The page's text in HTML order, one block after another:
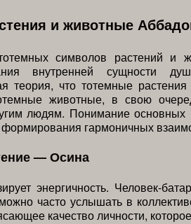
и животные
символов растений
внутренней сущности
теория, что тотемные
животные, в свою
людям. Понимание основных
гармоничных
— Осина
энергичность. Человек-
часто услышать в
качество личности,